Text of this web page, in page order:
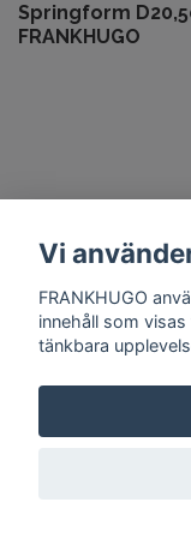
Springform
FRANKHUGO
Vi
FRANKHUGO
innehåll som
tänkbara